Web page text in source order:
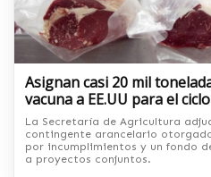
Asignan casi 20 mil
vacuna a EE.UU para el
La Secretaría de Agricultura
contingente arancelario otorgado
por incumplimientos y un fondo
a proyectos conjuntos.